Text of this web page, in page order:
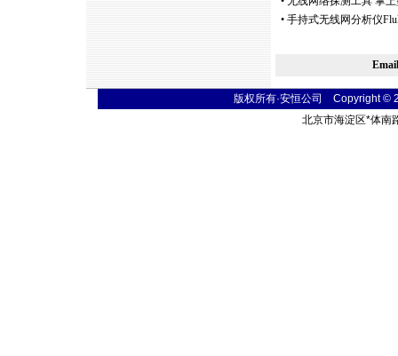
• 手持式无线网分析仪
版权所有·安恒公司 Copyright
北京市海淀区*体南